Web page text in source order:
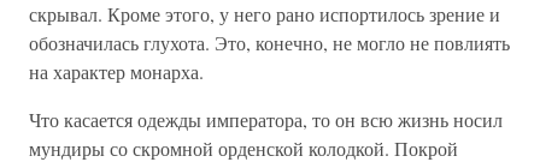
скрывал. Кроме этого, у него рано испортилось зрение и
обозначилась глухота. Это, конечно, не могло не повлиять
на характер монарха.
Что касается одежды императора, то он всю жизнь носил
мундиры со скромной орденской колодкой. Покрой